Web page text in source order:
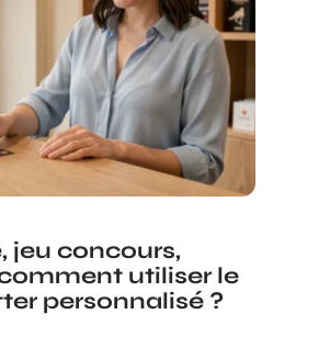
jeu concours,
utiliser le
personnalisé ?